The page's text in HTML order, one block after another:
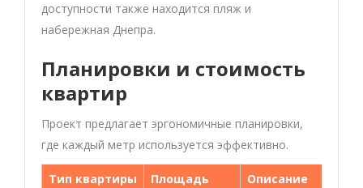
доступности также находится пляж и
набережная Днепра.
Планировки и стоимость
квартир
Проект предлагает эргономичные планировки,
где каждый метр используется эффективно.
Тип квартиры Площадь
Описание